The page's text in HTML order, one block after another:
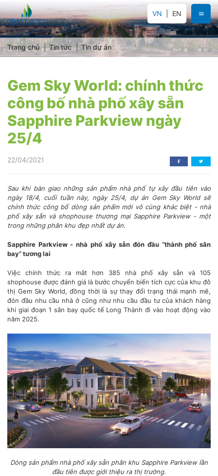
VN EN
Trang chủ Tin tức Tin dự án
Gem Sky World: chính thức
công bố nhà phố xây sẵn
Sapphire Parkview ngày
25/4
22/04/2021
Sau khi bàn giao những sản phẩm nhà phố tự xây đầu tiên vào
ngày 18/4, cuối tuần này, ngày 25/4, dự án Gem Sky World sẽ
chính thức công bố dòng sản phẩm mới vô cùng khác biệt - nhà
phố xây sẵn và shophouse thương mại Sapphire Parkview - một
trong những phân khu đẹp nhất dự án.
Sapphire Parkview - nhà phố xây sẵn đón đầu “thành phố sân
bay” tương lai
Việc chính thức ra mắt hơn 385 nhà phố xây sẵn và 105
shophouse được đánh giá là bước chuyển biến tích cực của khu đô
thị Gem Sky World, đồng thời là sự thay đổi trạng thái mạnh mẽ,
đón đầu nhu cầu nhà ở cũng như nhu cầu đầu tư của khách hàng
khi giai đoạn 1 sân bay quốc tế Long Thành đi vào hoạt động vào
năm 2025.
Dòng sản phẩm nhà phố xây sẵn phân khu Sapphire Parkview lần
đầu tiên được giới thiệu ra thị trường.